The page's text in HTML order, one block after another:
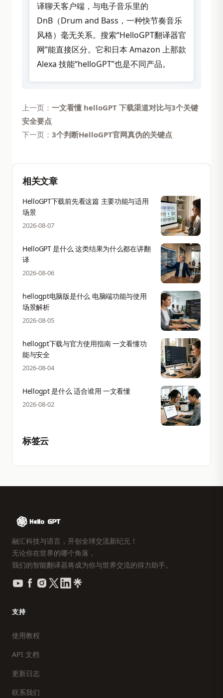
译聊天客户端，与电子音乐里的
DnB（Drum and Bass，一种快节奏音乐
风格）毫无关系。搜索“HelloGPT翻译器官
网”能直接区分。它和日本 Amazon 上那款
Alexa 技能“helloGPT”也是不同产品。
上一页： 一文看懂 helloGPT 下载渠道对比与3个关键
安全要点
下一页： 3个判断HelloGPT官网真伪的关键点
相关文章
HelloGPT下载前先看这篇 主要功能与适用
场景
2026-08-07
HelloGPT 是什么 这类结果为什么都在讲翻
译
2026-08-06
hellogpt电脑版是什么 电脑端功能与使用
场景解析
2026-08-05
hellogpt下载与官方使用指南 一文看懂功
能与安全
2026-08-04
Hellogpt 是什么 适合谁用 一文看懂
2026-08-02
标签云
融汇科技与语言，开创全球交流新纪元！
无论你在世界的哪个角落，
我们的智能翻译器将成为你与世界交流的得力助手。
支持
使用教程
API 文档
更新日志
联系我们